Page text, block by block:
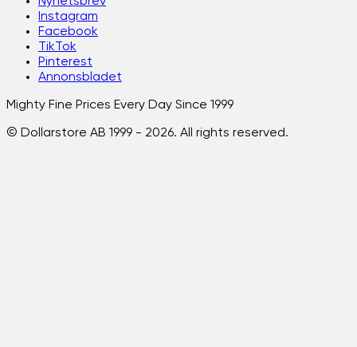
Instagram
Facebook
TikTok
Pinterest
Annonsbladet
Mighty Fine Prices Every Day Since 1999
© Dollarstore AB 1999 - 2026. All rights reserved.